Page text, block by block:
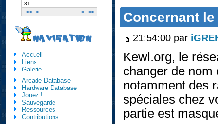
Concernant le
21:54:00 par
Kewl.org, le
changer de nom
notamment des
spéciales chez
partie est
<< < > >>
31
NAVIGATION
Accueil
Liens
Galerie
Arcade Database
Hardware Database
Jouez !
Sauvegarde
Ressources
Contributions